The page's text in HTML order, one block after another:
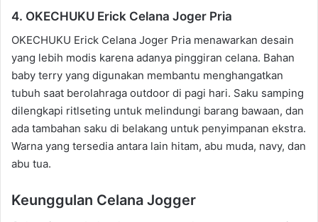
4. OKECHUKU Erick Celana Joger Pria
OKECHUKU Erick Celana Joger Pria menawarkan desain
yang lebih modis karena adanya pinggiran celana. Bahan
baby terry yang digunakan membantu menghangatkan
tubuh saat berolahraga outdoor di pagi hari. Saku samping
dilengkapi ritlseting untuk melindungi barang bawaan, dan
ada tambahan saku di belakang untuk penyimpanan ekstra.
Warna yang tersedia antara lain hitam, abu muda, navy, dan
abu tua.
Keunggulan Celana Jogger